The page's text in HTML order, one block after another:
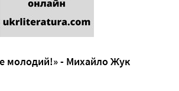
молодий!» - Михайло Жук